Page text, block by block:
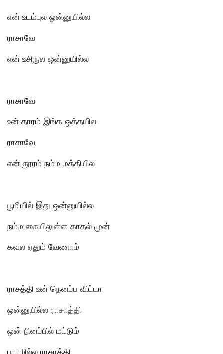
என் உடம்புல ஒன்னுயில்ல
ராசாவே
என் உசிருல ஒன்னுயில்ல
ராசாவே
உன் தாரம் இங்க ஒத்தயில
ராசாவே
என் தூரம் நம்ம மத்தியில
பூமியில் இது ஒன்னுயில்ல
நம்ம கையிலுள்ள காதல் முன்
கவல ஏதும் வேணாம்
ராசத்தி உன் நெனப்ப விட்டா
ஒன்னுயில்ல ராசாத்தி
ஒன் நினப்பில் மட்டும்
பாரமில்ல ராசாத்தி